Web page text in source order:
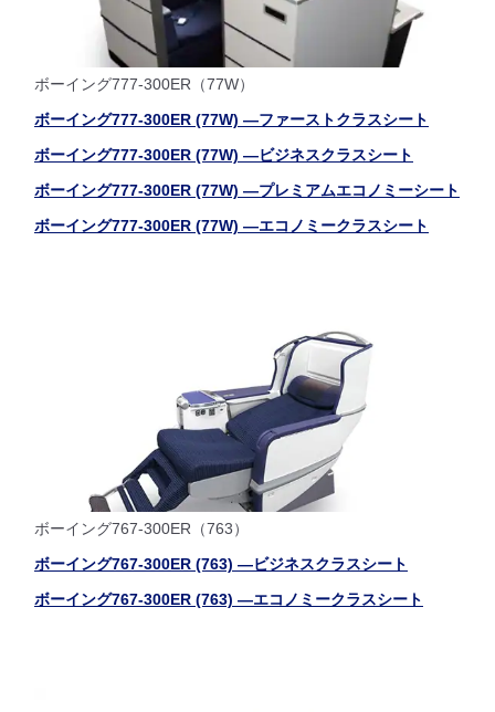
ボーイング777-300ER（77W）
ボーイング777-300ER (77W) ―ファーストクラスシート
ボーイング777-300ER (77W) ―ビジネスクラスシート
ボーイング777-300ER (77W) ―プレミアムエコノミーシート
ボーイング777-300ER (77W) ―エコノミークラスシート
ボーイング767-300ER（763）
ボーイング767-300ER (763) ―ビジネスクラスシート
ボーイング767-300ER (763) ―エコノミークラスシート